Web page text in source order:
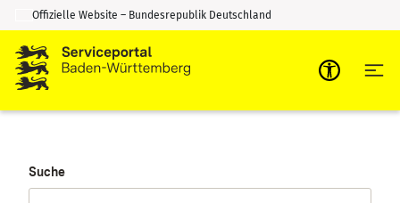
Zum Inhalt springen
Zur Suche springen
Offizielle Website – Bundesrepublik Deutschland
Suche